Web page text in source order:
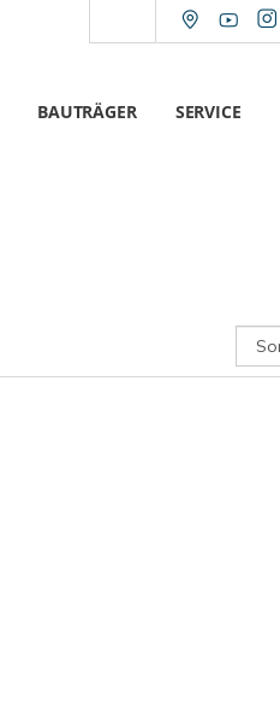
BAUTRÄGER SERVICE